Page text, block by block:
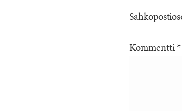
Kommentti *